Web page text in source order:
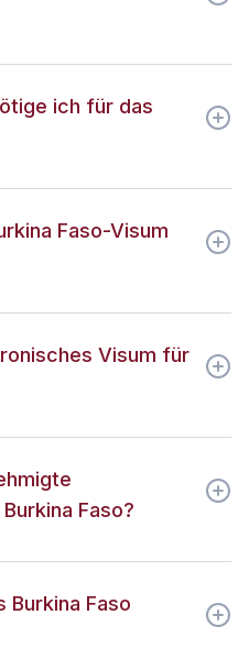
ich für das
Faso-Visum
Visum für
Faso?
Burkina Faso